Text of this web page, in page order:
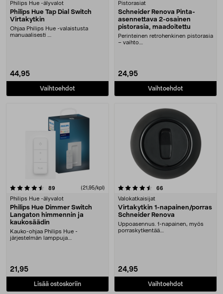
Philips Hue -älyvalot
Philips Hue Tap Dial Switch
Virtakytkin
Ohjaa Philips Hue -valaistusta
manuaalisesti ....
44,95
Vaihtoehdot
Pistorasiat
Schneider Renova Pinta-
asennettava 2-osainen
pistorasia, maadoitettu
Perinteinen retrohenkinen pistorasia
– vaihto....
24,95
Vaihtoehdot
89 (21,95/kpl)
Philips Hue -älyvalot
Philips Hue Dimmer Switch
Langaton himmennin ja
kaukosäädin
Kauko-ohjaa Philips Hue -
järjestelmän lamppuja.
21,95
Lisää ostoskoriin
4.5 viidestä tähdestä 66
Valokatkaisijat
Virtakytkin 1-napainen/porras
Schneider Renova
Uppoasennus. 1-napainen, myös
porraskytkentää....
24,95
Vaihtoehdot